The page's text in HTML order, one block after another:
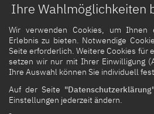
Ihre Wahlmöglichkeiten
Wir verwenden Cookies, um Ihnen
Erlebnis zu bieten. Notwendige
Seite erforderlich. Weitere Cookies für
setzen wir nur mit Ihrer Einwilligung
Ihre Auswahl können Sie individuell
Auf der Seite
Einstellungen jederzeit ändern.